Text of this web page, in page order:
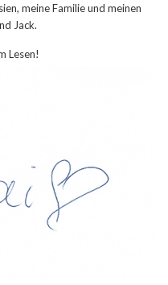
meine Familie und meinen
Jack.
Lesen!